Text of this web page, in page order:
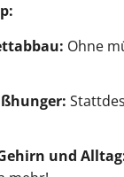
Ohne
und